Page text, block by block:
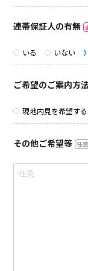
連帯保証人の有無
いる いない
ご希望のご案内方
現地内見を希望する
その他ご希望等 任意